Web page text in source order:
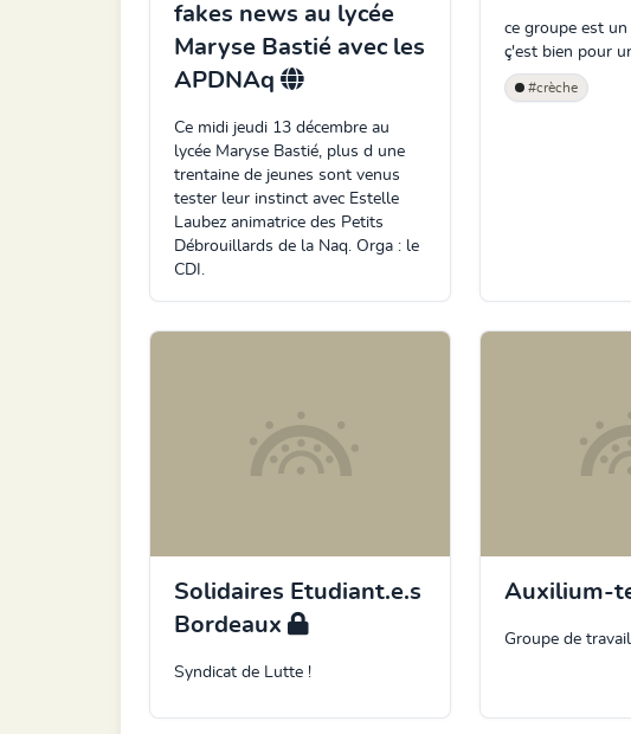
fakes news au lycée
Maryse Bastié avec les
APDNAq
Ce midi jeudi 13 décembre au
lycée Maryse Bastié, plus d une
trentaine de jeunes sont venus
tester leur instinct avec Estelle
Laubez animatrice des Petits
Débrouillards de la Naq. Orga : le
CDI.
ce groupe est
ç'est bien pour
#crèche
Solidaires Etudiant.e.s
Bordeaux
Syndicat de Lutte !
Auxilium-
Groupe de travail